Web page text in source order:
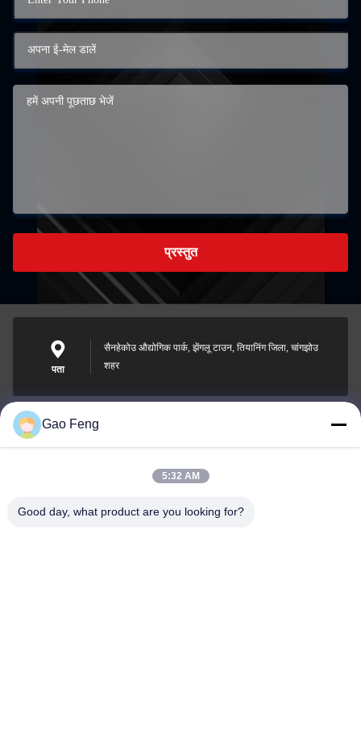
प्रस्तुत
पता
सैनहेकोउ औद्योगिक पार्क, झेंगलू टाउन, तियानिंग जिला, चांगझोउ
शहर
suli@sulidry.com
Gao Feng
5:32 AM
Good day, what product are you looking for?